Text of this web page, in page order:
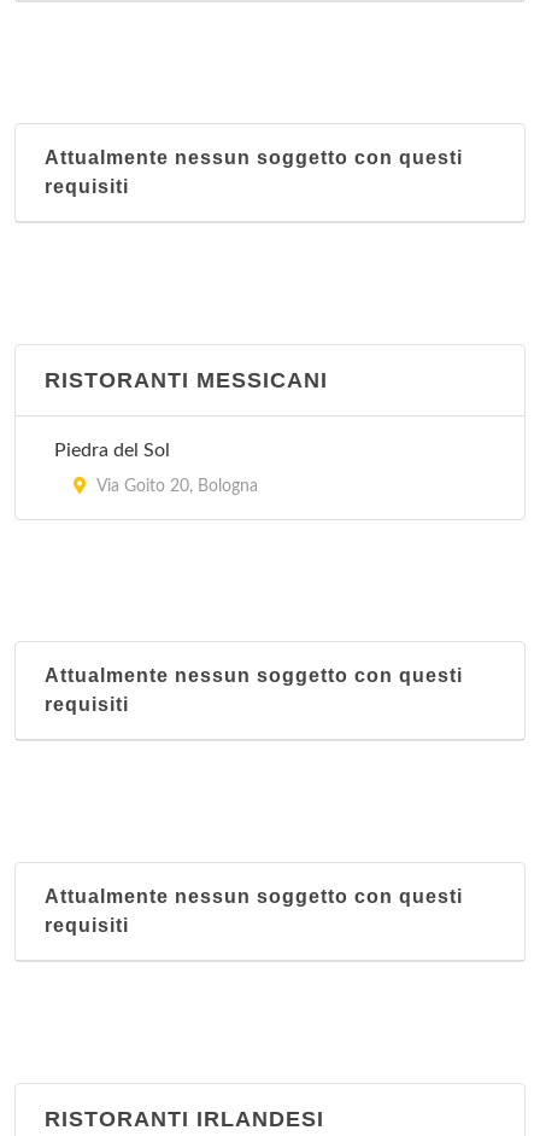
Attualmente nessun soggetto con questi
requisiti
RISTORANTI MESSICANI
Piedra del Sol
Via Goito 20, Bologna
Attualmente nessun soggetto con questi
requisiti
Attualmente nessun soggetto con questi
requisiti
RISTORANTI IRLANDESI